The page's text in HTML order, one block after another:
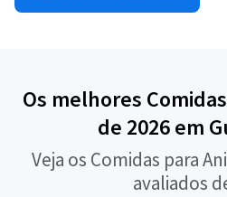
Os melhores
de 2026 em
Veja os Comidas para
avaliados